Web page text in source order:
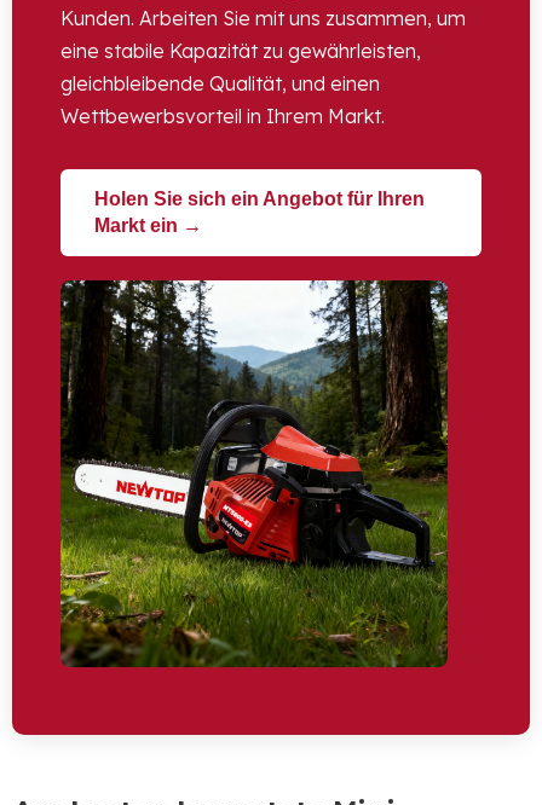
Kunden. Arbeiten Sie mit uns zusammen, um
eine stabile Kapazität zu gewährleisten,
gleichbleibende Qualität, und einen
Wettbewerbsvorteil in Ihrem Markt.
Holen Sie sich ein Angebot für Ihren
Markt ein →